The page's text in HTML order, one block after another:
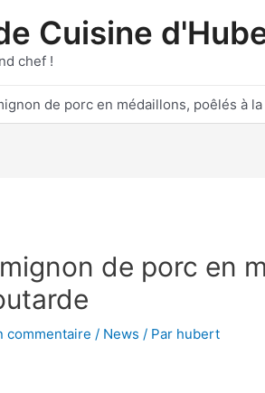
Cuisine
chef !
de porc en médaillons, poêlés à
de porc en
commentaire / News / Par hubert